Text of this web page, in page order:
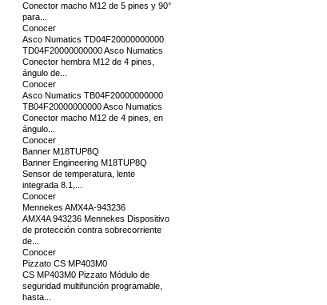
Conector macho M12 de 5 pines y 90°
para...
Conocer
Asco Numatics TD04F20000000000
TD04F20000000000 Asco Numatics
Conector hembra M12 de 4 pines,
ángulo de...
Conocer
Asco Numatics TB04F20000000000
TB04F20000000000 Asco Numatics
Conector macho M12 de 4 pines, en
ángulo...
Conocer
Banner M18TUP8Q
Banner Engineering M18TUP8Q
Sensor de temperatura, lente
integrada 8.1,...
Conocer
Mennekes AMX4A-943236
AMX4A 943236 Mennekes Dispositivo
de protección contra sobrecorriente
de...
Conocer
Pizzato CS MP403M0
CS MP403M0 Pizzato Módulo de
seguridad multifunción programable,
hasta...